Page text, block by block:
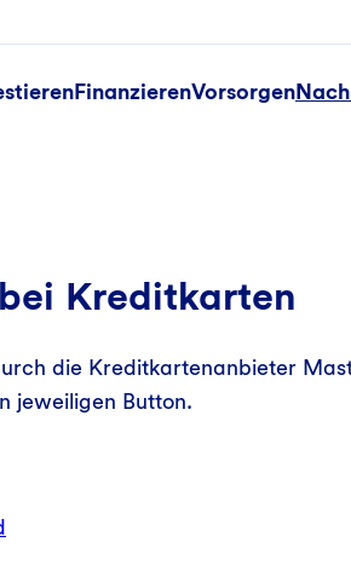
FinanzierenVorsorgen
Kreditkarten
die Kreditkartenanbieter
jeweiligen Button.